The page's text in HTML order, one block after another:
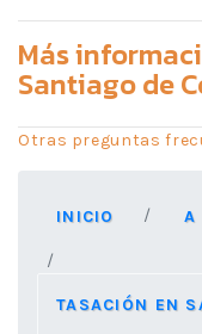
Más
Santiago de
Otras preguntas
INICIO A
TASACIÓN EN